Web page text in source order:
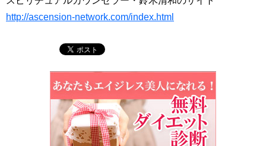
http://ascension-network.com/index.html